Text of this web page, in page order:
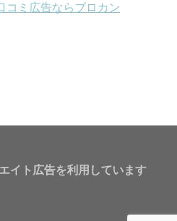
イト広告を利用しています